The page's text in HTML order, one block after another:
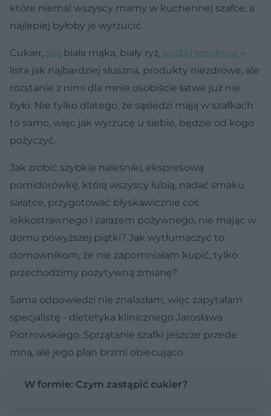
które niemal wszyscy mamy w kuchennej szafce, a
najlepiej byłoby je wyrzucić.
Cukier, sól, biała mąka, biały ryż, kostki rosołowe -
lista jak najbardziej słuszna, produkty niezdrowe, ale
rozstanie z nimi dla mnie osobiście łatwe już nie
było. Nie tylko dlatego, że sąsiedzi mają w szafkach
to samo, więc jak wyrzucę u siebie, będzie od kogo
pożyczyć.
Jak zrobić szybkie naleśniki, ekspresową
pomidorówkę, którą wszyscy lubią, nadać smaku
sałatce, przygotować błyskawicznie coś
lekkostrawnego i zarazem pożywnego, nie mając w
domu powyższej piątki? Jak wytłumaczyć to
domownikom, że nie zapomniałam kupić, tylko
przechodzimy pozytywną zmianę?
Sama odpowiedzi nie znalazłam, więc zapytałam
specjalistę - dietetyka klinicznego Jarosława
Piotrowskiego. Sprzątanie szafki jeszcze przede
mną, ale jego plan brzmi obiecująco.
W formie: Czym zastąpić cukier?